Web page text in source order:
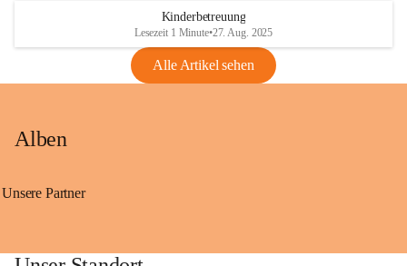
Kinderbetreuung
Lesezeit 1 Minute•27. Aug. 2025
Alle Artikel sehen
Alben
Unsere Partner